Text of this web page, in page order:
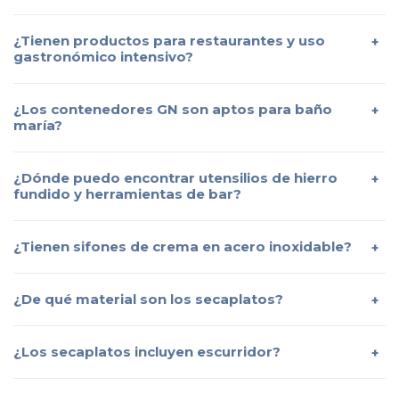
¿Tienen productos para restaurantes y uso
gastronómico intensivo?
¿Los contenedores GN son aptos para baño
maría?
¿Dónde puedo encontrar utensilios de hierro
fundido y herramientas de bar?
¿Tienen sifones de crema en acero inoxidable?
¿De qué material son los secaplatos?
¿Los secaplatos incluyen escurridor?